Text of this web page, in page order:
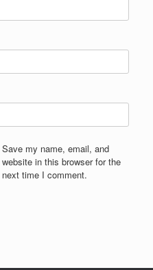
Save my name, email, and
website in this browser for the
next time I comment.